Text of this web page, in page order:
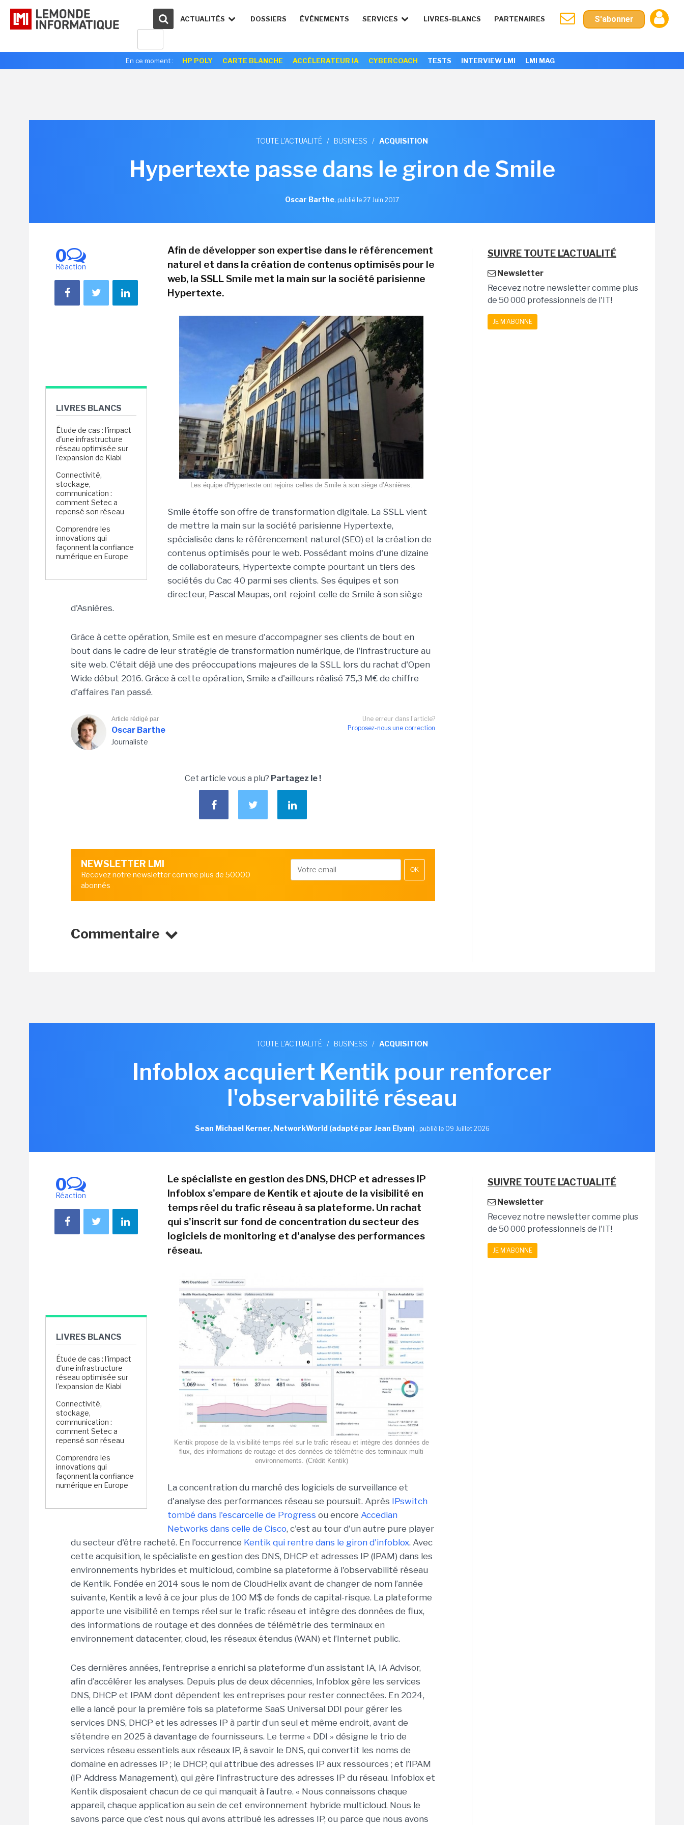
ACTUALITÉS DOSSIERS ÉVÉNEMENTS SERVICES LIVRES-BLANCS PARTENAIRES S'abonner
En ce moment : HP POLY CARTE BLANCHE ACCÉLERATEUR IA CYBERCOACH TESTS INTERVIEW LMI LMI MAG
TOUTE L'ACTUALITÉ / BUSINESS / ACQUISITION
Hypertexte passe dans le giron de Smile
Oscar Barthe, publié le 27 Juin 2017
0
Réaction
LIVRES BLANCS
Étude de cas : l'impact
d'une infrastructure
réseau optimisée sur
l'expansion de Kiabi
Connectivité,
stockage,
communication :
comment Setec a
repensé son réseau
Comprendre les
innovations qui
façonnent la confiance
numérique en Europe
Afin de développer son expertise dans le référencement
naturel et dans la création de contenus optimisés pour le
web, la SSLL Smile met la main sur la société parisienne
Hypertexte.
Les équipe d'Hypertexte ont rejoins celles de Smile à son siège d’Asnières.
Smile étoffe son offre de transformation digitale. La SSLL vient
de mettre la main sur la société parisienne Hypertexte,
spécialisée dans le référencement naturel (SEO) et la création de
contenus optimisés pour le web. Possédant moins d'une dizaine
de collaborateurs, Hypertexte compte pourtant un tiers des
sociétés du Cac 40 parmi ses clients. Ses équipes et son
directeur, Pascal Maupas, ont rejoint celle de Smile à son siège
d'Asnières.
Grâce à cette opération, Smile est en mesure d'accompagner ses clients de bout en
bout dans le cadre de leur stratégie de transformation numérique, de l'infrastructure au
site web. C'était déjà une des préoccupations majeures de la SSLL lors du rachat d'Open
Wide début 2016. Grâce à cette opération, Smile a d'ailleurs réalisé 75,3 M€ de chiffre
d'affaires l'an passé.
Une erreur dans l'article?
Proposez-nous une correction
Article rédigé par
Oscar Barthe
Journaliste
Cet article vous a plu? Partagez le !
NEWSLETTER LMI
Recevez notre newsletter comme plus de 50000
abonnés
OK
Commentaire
SUIVRE TOUTE L'ACTUALITÉ
Newsletter
Recevez notre newsletter comme plus
de 50 000 professionnels de l'IT!
JE M'ABONNE
TOUTE L'ACTUALITÉ / BUSINESS / ACQUISITION
Infoblox acquiert Kentik pour renforcer
l'observabilité réseau
Sean Michael Kerner, NetworkWorld (adapté par Jean Elyan), publié le 09 Juillet 2026
0
Réaction
LIVRES BLANCS
Étude de cas : l'impact
d'une infrastructure
réseau optimisée sur
l'expansion de Kiabi
Connectivité,
stockage,
communication :
comment Setec a
repensé son réseau
Comprendre les
innovations qui
façonnent la confiance
numérique en Europe
Le spécialiste en gestion des DNS, DHCP et adresses IP
Infoblox s'empare de Kentik et ajoute de la visibilité en
temps réel du trafic réseau à sa plateforme. Un rachat
qui s'inscrit sur fond de concentration du secteur des
logiciels de monitoring et d'analyse des performances
réseau.
Kentik propose de la visibilité temps réel sur le trafic réseau et intègre des données de
flux, des informations de routage et des données de télémétrie des terminaux multi
environnements. (Crédit Kentik)
La concentration du marché des logiciels de surveillance et
d'analyse des performances réseau se poursuit. Après IPswitch
tombé dans l'escarcelle de Progress ou encore Accedian
Networks dans celle de Cisco, c'est au tour d'un autre pure player
du secteur d'être racheté. En l'occurrence Kentik qui rentre dans le giron d'infoblox. Avec
cette acquisition, le spécialiste en gestion des DNS, DHCP et adresses IP (IPAM) dans les
environnements hybrides et multicloud, combine sa plateforme à l'observabilité réseau
de Kentik. Fondée en 2014 sous le nom de CloudHelix avant de changer de nom l’année
suivante, Kentik a levé à ce jour plus de 100 M$ de fonds de capital-risque. La plateforme
apporte une visibilité en temps réel sur le trafic réseau et intègre des données de flux,
des informations de routage et des données de télémétrie des terminaux en
environnement datacenter, cloud, les réseaux étendus (WAN) et l’Internet public.
Ces dernières années, l’entreprise a enrichi sa plateforme d’un assistant IA, IA Advisor,
afin d’accélérer les analyses. Depuis plus de deux décennies, Infoblox gère les services
DNS, DHCP et IPAM dont dépendent les entreprises pour rester connectées. En 2024,
elle a lancé pour la première fois sa plateforme SaaS Universal DDI pour gérer les
services DNS, DHCP et les adresses IP à partir d’un seul et même endroit, avant de
s’étendre en 2025 à davantage de fournisseurs. Le terme « DDI » désigne le trio de
services réseau essentiels aux réseaux IP, à savoir le DNS, qui convertit les noms de
domaine en adresses IP ; le DHCP, qui attribue des adresses IP aux ressources ; et l’IPAM
(IP Address Management), qui gère l’infrastructure des adresses IP du réseau. Infoblox et
Kentik disposaient chacun de ce qui manquait à l’autre. « Nous connaissons chaque
appareil, chaque application au sein de cet environnement hybride multicloud. Nous le
savons parce que c’est nous qui avons attribué les adresses IP, ou parce que nous avons
SUIVRE TOUTE L'ACTUALITÉ
Newsletter
Recevez notre newsletter comme plus
de 50 000 professionnels de l'IT!
JE M'ABONNE